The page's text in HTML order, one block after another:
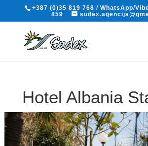
+387 (0)35 819 768 / WhatsApp/
859
Hotel Albania
Drač